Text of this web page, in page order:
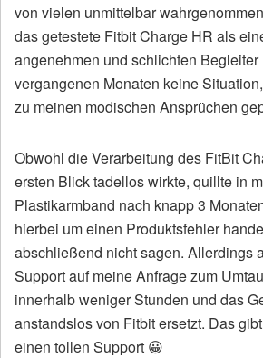
von vielen unmittelbar
das getestete Fitbit Charge HR als
angenehmen und schlichten
vergangenen Monaten keine
zu meinen modischen Ansprüchen
Obwohl die Verarbeitung des FitBit
ersten Blick tadellos wirkte, quillte in
Plastikarmband nach knapp 3
hierbei um einen Produktsfehler
abschließend nicht sagen. Allerdings
Support auf meine Anfrage zum
innerhalb weniger Stunden und das
anstandslos von Fitbit ersetzt. Das
einen tollen Support 😀